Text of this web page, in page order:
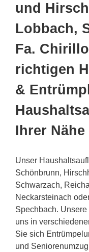
und
Lobbach,
Fa.
richtigen
&
Ihrer
Unser
Schönbrunn,
Schwarzach,
Neckarsteinach
Spechbach.
uns in
Sie sich
und